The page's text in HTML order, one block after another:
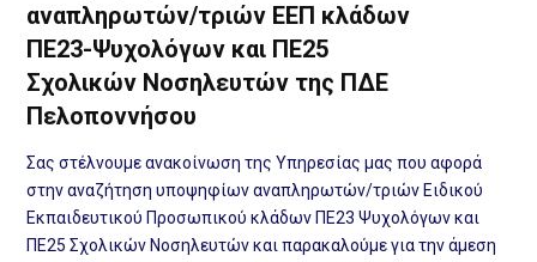
αναπληρωτών/τριών ΕΕΠ κλάδων
ΠΕ23-Ψυχολόγων και ΠΕ25
Σχολικών Νοσηλευτών της ΠΔΕ
Πελοποννήσου
Σας στέλνουμε ανακοίνωση της Υπηρεσίας μας που αφορά
στην αναζήτηση υποψηφίων αναπληρωτών/τριών Ειδικού
Εκπαιδευτικού Προσωπικού κλάδων ΠΕ23 Ψυχολόγων και
ΠΕ25 Σχολικών Νοσηλευτών και παρακαλούμε για την άμεση